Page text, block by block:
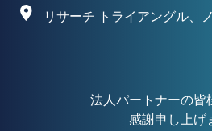
リサーチ トライアングル、
法人パートナーの皆
感謝申し上げ